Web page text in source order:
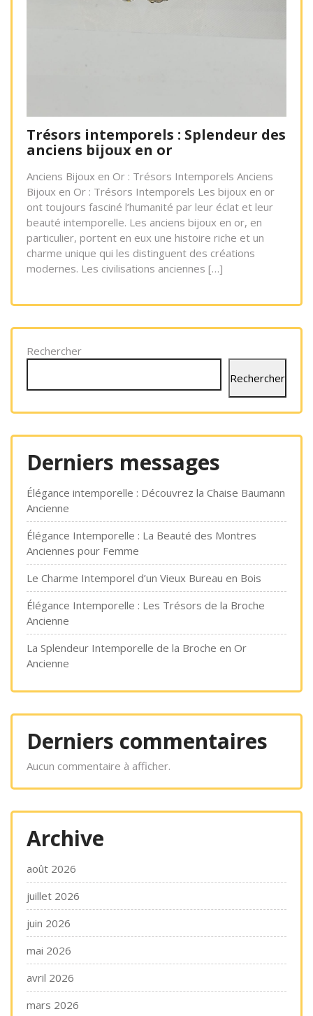
Trésors intemporels : Splendeur des
anciens bijoux en or
Anciens Bijoux en Or : Trésors Intemporels Anciens
Bijoux en Or : Trésors Intemporels Les bijoux en or
ont toujours fasciné l’humanité par leur éclat et leur
beauté intemporelle. Les anciens bijoux en or, en
particulier, portent en eux une histoire riche et un
charme unique qui les distinguent des créations
modernes. Les civilisations anciennes […]
Rechercher
Rechercher
Derniers messages
Élégance intemporelle : Découvrez la Chaise Baumann
Ancienne
Élégance Intemporelle : La Beauté des Montres
Anciennes pour Femme
Le Charme Intemporel d’un Vieux Bureau en Bois
Élégance Intemporelle : Les Trésors de la Broche
Ancienne
La Splendeur Intemporelle de la Broche en Or
Ancienne
Derniers commentaires
Aucun commentaire à afficher.
Archive
août 2026
juillet 2026
juin 2026
mai 2026
avril 2026
mars 2026